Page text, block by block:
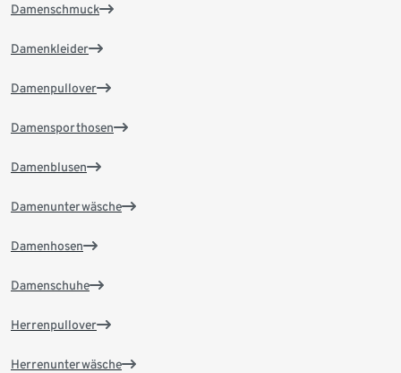
Damenschmuck
Damenkleider
Damenpullover
Damensporthosen
Damenblusen
Damenunterwäsche
Damenhosen
Damenschuhe
Herrenpullover
Herrenunterwäsche